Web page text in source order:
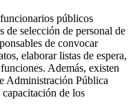
públicos
de selección de personal de
de convocar
elaborar listas de espera,
Además, existen
Administración Pública
de los